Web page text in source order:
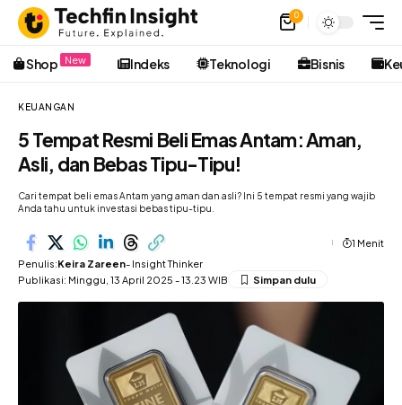
0
Shop New Indeks Teknologi Bisnis
KEUANGAN
5 Tempat Resmi Beli Emas Antam: Aman,
Asli, dan Bebas Tipu-Tipu!
Cari tempat beli emas Antam yang aman dan asli? Ini 5 tempat resmi yang wajib
Anda tahu untuk investasi bebas tipu-tipu.
Penulis:Keira Zareen- Insight Thinker
Publikasi: Minggu, 13 April 2025 - 13.23 WIB
1 Menit